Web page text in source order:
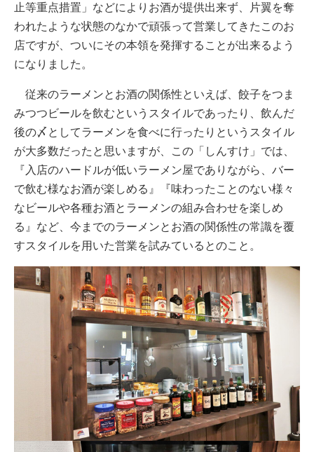
止等重点措置」などによりお酒が提供出来ず、片翼を奪
われたような状態のなかで頑張って営業してきたこのお
店ですが、ついにその本領を発揮することが出来るよう
になりました。
従来のラーメンとお酒の関係性といえば、餃子をつま
みつつビールを飲むというスタイルであったり、飲んだ
後の〆としてラーメンを食べに行ったりというスタイル
が大多数だったと思いますが、この「しんすけ」では、
『入店のハードルが低いラーメン屋でありながら、バー
で飲む様なお酒が楽しめる』『味わったことのない様々
なビールや各種お酒とラーメンの組み合わせを楽しめ
る』など、今までのラーメンとお酒の関係性の常識を覆
すスタイルを用いた営業を試みているとのこと。